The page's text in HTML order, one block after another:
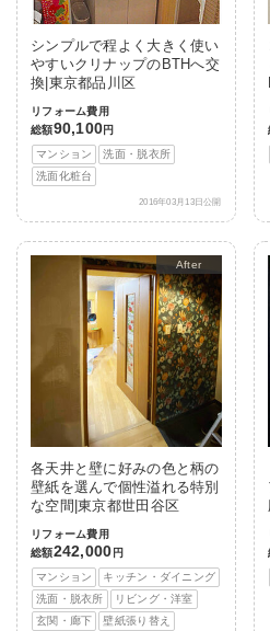
シンプルで程よく大きく使い
やすいクリナップのBTHへ交
換|東京都品川区
リフォーム費用
総額90,100円
マンション
洗面・脱衣所
洗面化粧台
2016年03月13日公開
After
各天井と壁に好みの色と柄の
壁紙を選んで個性溢れる特別
な空間|東京都世田谷区
リフォーム費用
総額242,000 円
マンション
キッチン・ダイニング
洗面・脱衣所
リビング・洋室
玄関・廊下
壁紙張り替え